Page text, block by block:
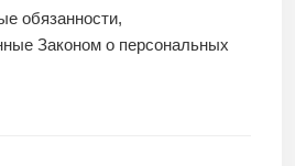
обязанности,
Законом о персональных